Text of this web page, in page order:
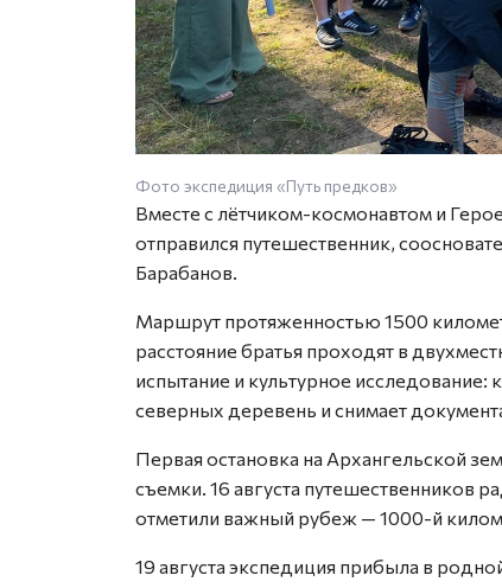
Фото экспедиция «Путь предков»
Вместе с лётчиком-космонавтом и
отправился путешественник,
Барабанов.
Маршрут протяженностью 1500
расстояние братья проходят в
испытание и культурное исследование:
северных деревень и снимает
Первая остановка на Архангельской
съемки. 16 августа путешественников
отметили важный рубеж — 1000-й
19 августа экспедиция прибыла в